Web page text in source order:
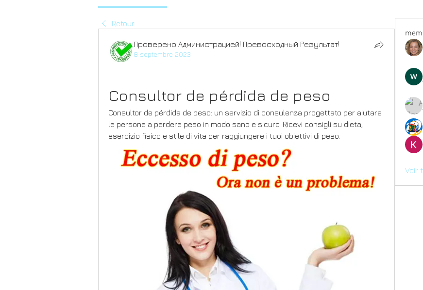
Retour
Проверено Администрацией! Превосходный Результат!
8 septembre 2023
Consultor de pérdida de peso
Consultor de pérdida de peso: un servizio di consulenza progettato per aiutare
le persone a perdere peso in modo sano e sicuro. Ricevi consigli su dieta,
esercizio fisico e stile di vita per raggiungere i tuoi obiettivi di peso.
Voir